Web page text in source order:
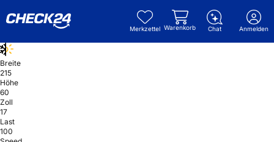
Merkzettel Warenkorb Chat Anmelden
Breite
215
Höhe
60
Zoll
17
Last
100